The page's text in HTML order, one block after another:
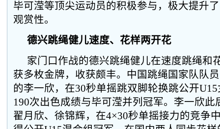
毕可滢等顶尖运动员的积极参与，极大提升
观赏性。
德兴跳绳健儿速度、花样两开花
家门口作战的德兴跳绳健儿在速度跳绳和
获多枚金牌，收获颇丰。中国跳绳国家队队
的李一欣，在30秒单摇跳双脚轮换跳公开
190次出色成绩与毕可滢并列冠军。李一欣此
翟月欣、徐锦辉，在4×30秒单摇接力的竞争